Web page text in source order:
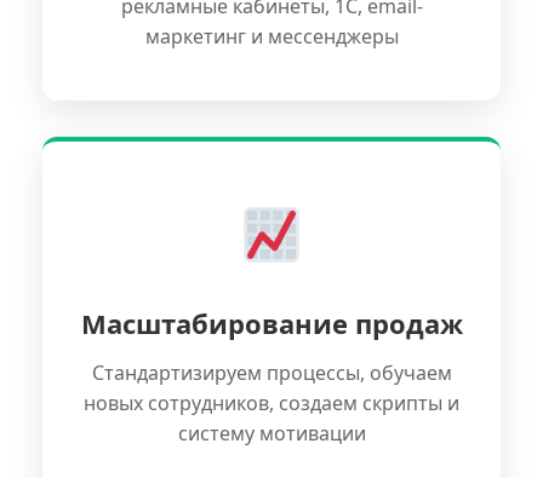
рекламные кабинеты, 1С, email-
маркетинг и мессенджеры
Масштабирование продаж
Стандартизируем процессы, обучаем
новых сотрудников, создаем скрипты и
систему мотивации